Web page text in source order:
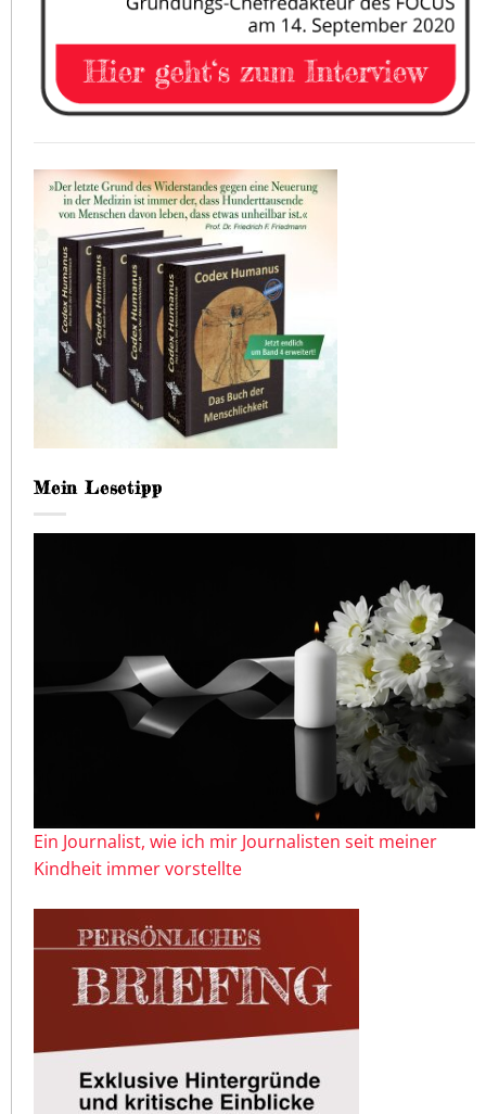
Mein Lesetipp
Ein Journalist, wie ich mir Journalisten seit meiner
Kindheit immer vorstellte